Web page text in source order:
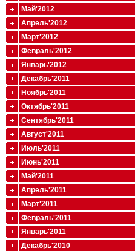
Май'2012
Апрель'2012
Март'2012
Февраль'2012
Январь'2012
Декабрь'2011
Ноябрь'2011
Октябрь'2011
Сентябрь'2011
Август'2011
Июль'2011
Июнь'2011
Май'2011
Апрель'2011
Март'2011
Февраль'2011
Январь'2011
Декабрь'2010